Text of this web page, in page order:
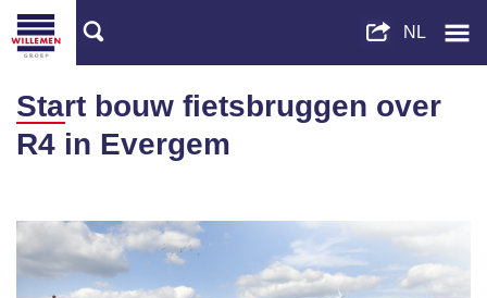
Start bouw fietsbruggen over
R4 in Evergem